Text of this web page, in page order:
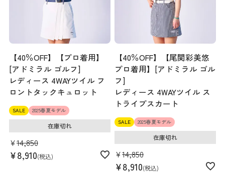
【40％OFF】【プロ着用】
[アドミラル ゴルフ]
レディース 4WAYツイル フ
ロントタックキュロット
SALE 2025春夏モデル
¥14,850
¥8,910 税込
在庫切れ
【40％OFF】【尾関彩美悠
プロ着用】[アドミラル ゴル
フ]
レディース 4WAYツイル ス
トライプスカート
SALE 2025春夏モデル
¥14,850
¥8,910 税込
在庫切れ